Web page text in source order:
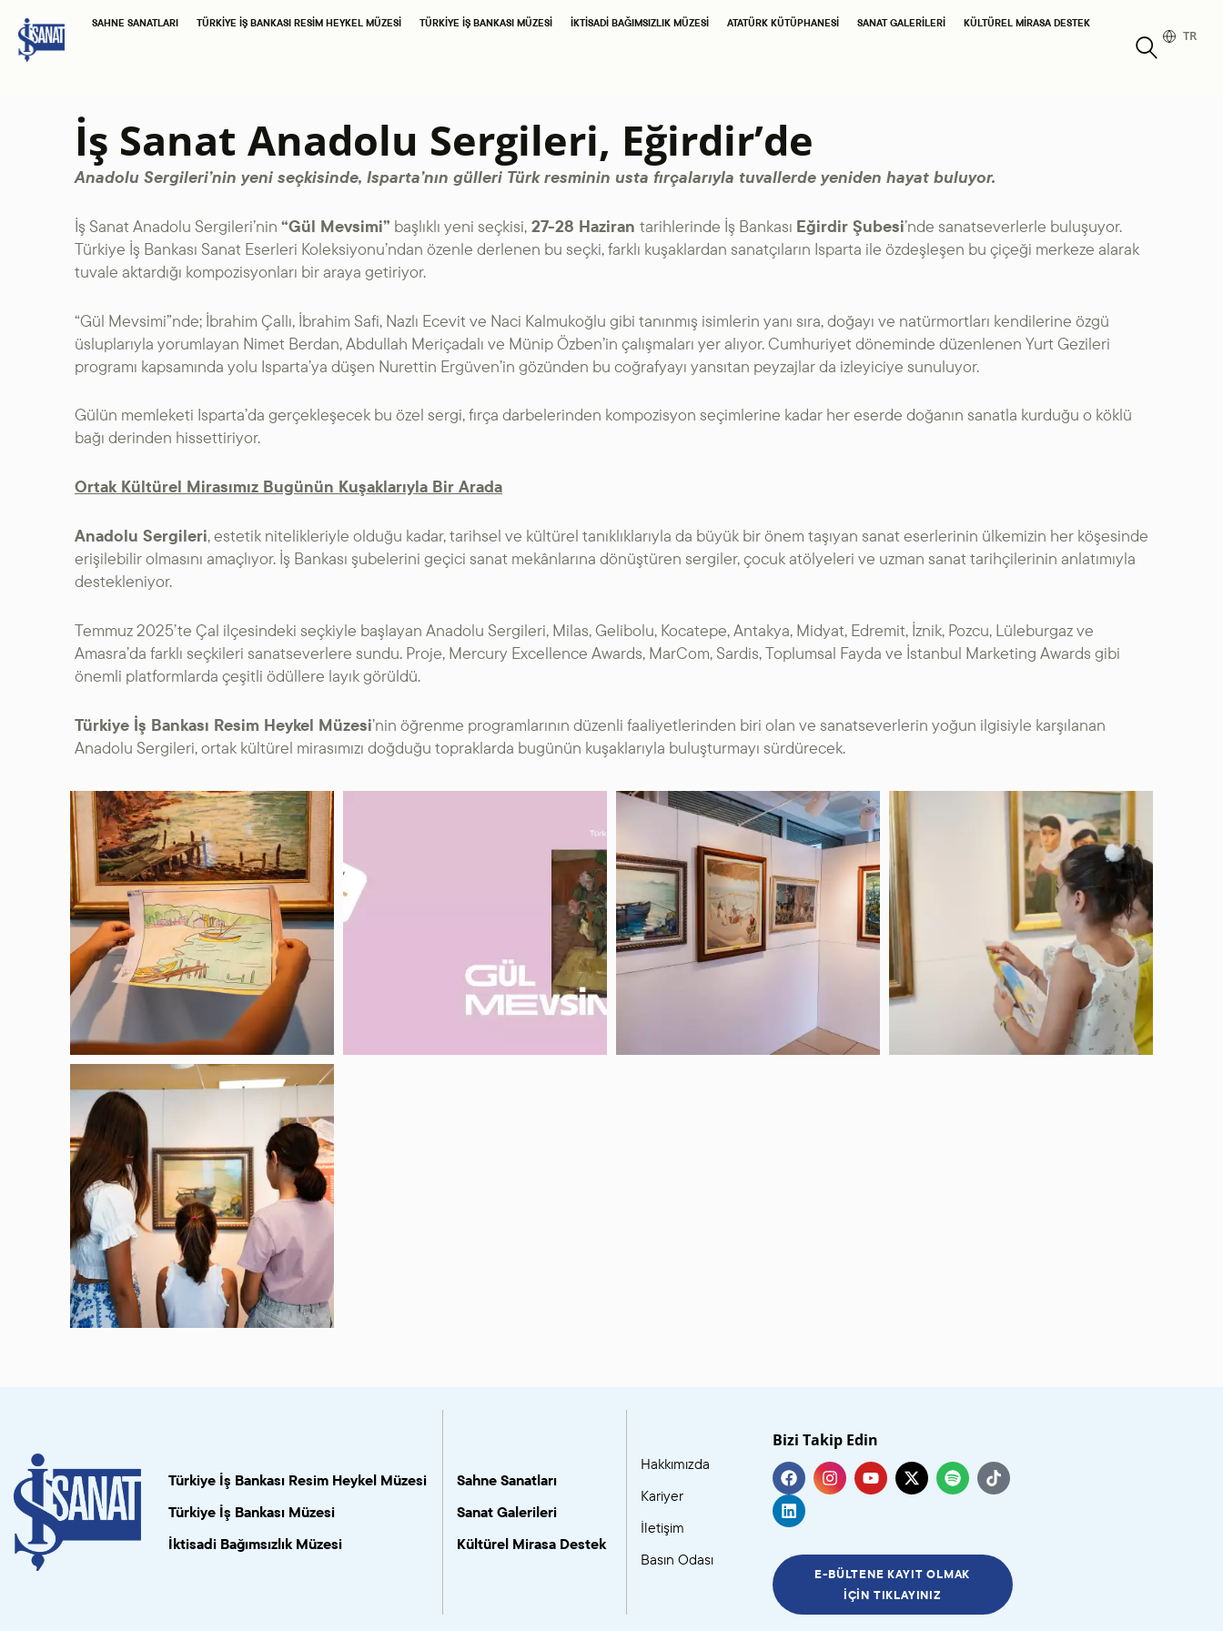
SAHNE SANATLARI TÜRKIYE İŞ BANKASI RESIM HEYKEL MÜZESI TÜRKIYE İŞ BANKASI MÜZESI İKTISADI BAĞIMSIZLIK MÜZESI ATATÜRK KÜTÜPHANESI SANAT GALERILERI KÜLTÜREL MIRASA DESTEK
TR
SAHNE SANATLARI
RESIM HEYKEL MÜZESI
TÜRKIYE İŞ BANKASI
İKTISADI BAĞIMSIZLIK
ATATÜRK
KÜLTÜREL MIRASA
DESTEK
İş Sanat Anadolu Sergileri, Eğirdir’de
Anadolu Sergileri’nin yeni seçkisinde, Isparta’nın gülleri Türk resminin usta fırçalarıyla tuvallerde yeniden hayat buluyor.
İş Sanat Anadolu Sergileri’nin “Gül Mevsimi” başlıklı yeni seçkisi, 27-28 Haziran tarihlerinde İş Bankası Eğirdir Şubesi’nde sanatseverlerle buluşuyor.
Türkiye İş Bankası Sanat Eserleri Koleksiyonu’ndan özenle derlenen bu seçki, farklı kuşaklardan sanatçıların Isparta ile özdeşleşen bu çiçeği merkeze alarak
tuvale aktardığı kompozisyonları bir araya getiriyor.
“Gül Mevsimi”nde; İbrahim Çallı, İbrahim Safi, Nazlı Ecevit ve Naci Kalmukoğlu gibi tanınmış isimlerin yanı sıra, doğayı ve natürmortları kendilerine özgü
üsluplarıyla yorumlayan Nimet Berdan, Abdullah Meriçadalı ve Münip Özben’in çalışmaları yer alıyor. Cumhuriyet döneminde düzenlenen Yurt Gezileri
programı kapsamında yolu Isparta’ya düşen Nurettin Ergüven’in gözünden bu coğrafyayı yansıtan peyzajlar da izleyiciye sunuluyor.
Gülün memleketi Isparta’da gerçekleşecek bu özel sergi, fırça darbelerinden kompozisyon seçimlerine kadar her eserde doğanın sanatla kurduğu o köklü
bağı derinden hissettiriyor.
Ortak Kültürel Mirasımız Bugünün Kuşaklarıyla Bir Arada
Anadolu Sergileri, estetik nitelikleriyle olduğu kadar, tarihsel ve kültürel tanıklıklarıyla da büyük bir önem taşıyan sanat eserlerinin ülkemizin her köşesinde
erişilebilir olmasını amaçlıyor. İş Bankası şubelerini geçici sanat mekânlarına dönüştüren sergiler, çocuk atölyeleri ve uzman sanat tarihçilerinin anlatımıyla
destekleniyor.
Temmuz 2025’te Çal ilçesindeki seçkiyle başlayan Anadolu Sergileri, Milas, Gelibolu, Kocatepe, Antakya, Midyat, Edremit, İznik, Pozcu, Lüleburgaz ve
Amasra’da farklı seçkileri sanatseverlere sundu. Proje, Mercury Excellence Awards, MarCom, Sardis, Toplumsal Fayda ve İstanbul Marketing Awards gibi
önemli platformlarda çeşitli ödüllere layık görüldü.
Türkiye İş Bankası Resim Heykel Müzesi’nin öğrenme programlarının düzenli faaliyetlerinden biri olan ve sanatseverlerin yoğun ilgisiyle karşılanan
Anadolu Sergileri, ortak kültürel mirasımızı doğduğu topraklarda bugünün kuşaklarıyla buluşturmayı sürdürecek.
Türkiye İş Bankası Resim Heykel Müzesi
Türkiye İş Bankası Müzesi
İktisadi Bağımsızlık Müzesi
Sahne Sanatları
Sanat Galerileri
Kültürel Mirasa Destek
Hakkımızda
Kariyer
İletişim
Basın Odası
Bizi Takip Edin
E-BÜLTENE KAYIT OLMAK
İÇIN TIKLAYINIZ